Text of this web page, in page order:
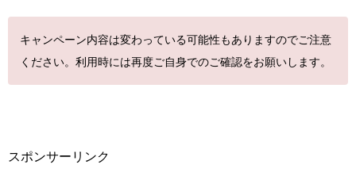
キャンペーン内容は変わっている可能性もありますのでご注意
ください。利用時には再度ご自身でのご確認をお願いします。
スポンサーリンク